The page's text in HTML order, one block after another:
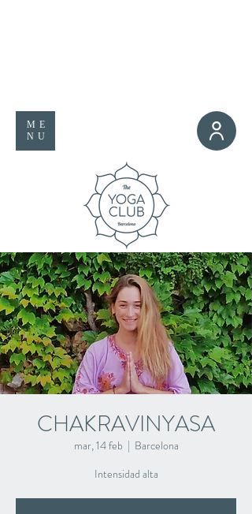
ME
NU
CHAKRAVINYASA
mar, 14 feb
  |
Barcelona
Intensidad alta